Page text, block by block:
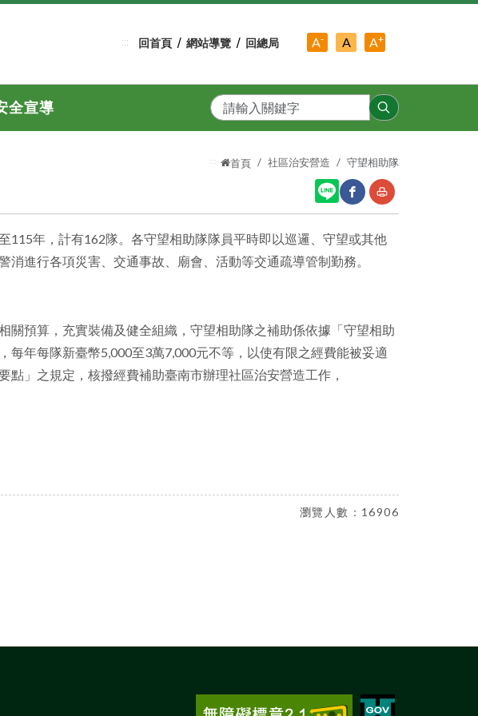
::: 回首頁 網站導覽 回總局 A-
級
A中
A+
級
全宣導
搜
尋
::: 首頁 社區治安營造 守望相助隊
網
站
至
facebook
友
115年，計有162隊。各守望相助隊隊員平時即以巡邏、守望或其他
進行各項災害、交通事故、廟會、活動等交通疏導管制勤務。
關預算，充實裝備及健全組織，守望相助隊之補助係依據「守望相助
每年每隊新臺幣5,000至3萬7,000元不等，以使有限之經費能被妥適
」之規定，核撥經費補助臺南市辦理社區治安營造工作，
瀏覽人數：16906